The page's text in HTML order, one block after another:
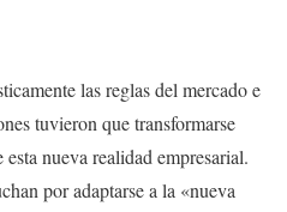
las reglas del mercado e
tuvieron que transformarse
nueva realidad empresarial.
por adaptarse a la «nueva